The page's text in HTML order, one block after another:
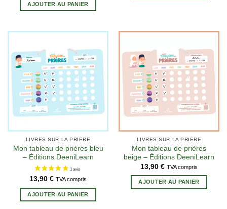
AJOUTER AU PANIER
LIVRES SUR LA PRIÈRE
Mon tableau de prières bleu
– Éditions DeeniLearn
13,90 € TVA compris
AJOUTER AU PANIER
LIVRES SUR LA PRIÈRE
Mon tableau de prières
beige – Éditions DeeniLearn
13,90 € TVA compris
AJOUTER AU PANIER